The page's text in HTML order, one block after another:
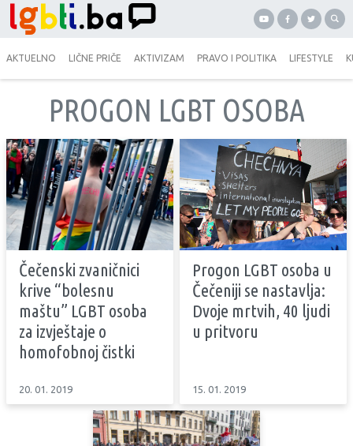
AKTUELNO LIČNE PRIČE AKTIVIZAM PRAVO I POLITIKA LIFESTYLE
PROGON LGBT OSOBA
Čečenski zvaničnici
krive “bolesnu
maštu” LGBT osoba
za izvještaje o
homofobnoj čistki
20. 01. 2019
Progon LGBT osoba u
Čečeniji se nastavlja:
Dvoje mrtvih, 40 ljudi
u pritvoru
15. 01. 2019